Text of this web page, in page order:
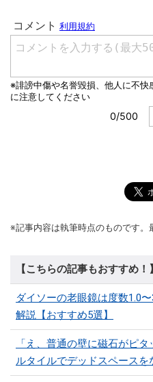
※記事内容は執筆時点のものです。
【こちらの記事もおすすめ！】
ダイソーの老眼鏡は度数1.0
解説【おすすめ5選】
「え、普通の壁に磁石がピ
ルタイルでデッドスペースを